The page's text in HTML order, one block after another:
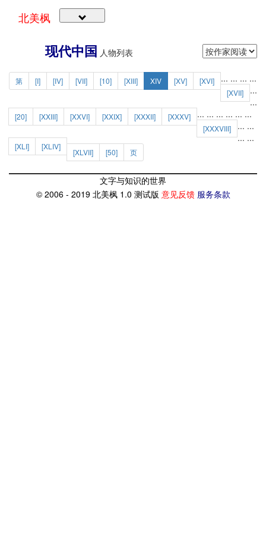
北美枫
现代中国 人物列表
第 [I] ...
[IV] ...
[VII] ...
[10] ...
[XIII] XIV [XV] [XVI]
...
[XVII]
...
[20] ...
[XXIII] ...
[XXVI] ...
[XXIX] ...
[XXXII] ...
[XXXV] ...
[XXXVIII] ...
[XLI]
...
[XLIV]
...
[XLVII]
...
[50] 页
文字与知识的世界
© 2006 - 2019 北美枫 1.0 测试版 意见反馈 服务条款